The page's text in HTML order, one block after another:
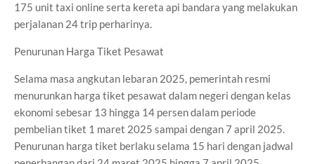
175 unit taxi online serta kereta api bandara yang melakukan
perjalanan 24 trip perharinya.
Penurunan Harga Tiket Pesawat
Selama masa angkutan lebaran 2025, pemerintah resmi
menurunkan harga tiket pesawat dalam negeri dengan kelas
ekonomi sebesar 13 hingga 14 persen dalam periode
pembelian tiket 1 maret 2025 sampai dengan 7 april 2025.
Penurunan harga tiket berlaku selama 15 hari dengan jadwal